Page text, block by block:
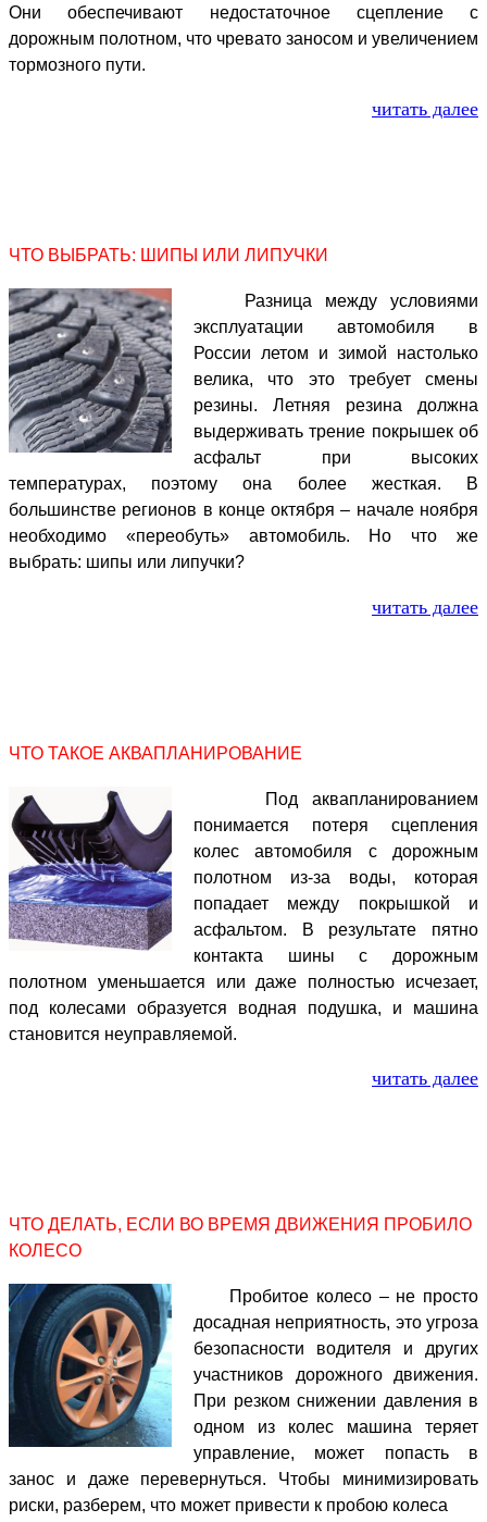
Они обеспечивают недостаточное сцепление с
дорожным полотном, что чревато заносом и увеличением
тормозного пути.
читать далее
ЧТО ВЫБРАТЬ: ШИПЫ ИЛИ ЛИПУЧКИ
Разница между условиями
эксплуатации автомобиля в
России летом и зимой настолько
велика, что это требует смены
резины. Летняя резина должна
выдерживать трение покрышек об
асфальт при высоких
температурах, поэтому она более жесткая. В
большинстве регионов в конце октября – начале ноября
необходимо «переобуть» автомобиль. Но что же
выбрать: шипы или липучки?
читать далее
ЧТО ТАКОЕ АКВАПЛАНИРОВАНИЕ
Под аквапланированием
понимается потеря сцепления
колес автомобиля с дорожным
полотном из-за воды, которая
попадает между покрышкой и
асфальтом. В результате пятно
контакта шины с дорожным
полотном уменьшается или даже полностью исчезает,
под колесами образуется водная подушка, и машина
становится неуправляемой.
читать далее
ЧТО ДЕЛАТЬ, ЕСЛИ ВО ВРЕМЯ ДВИЖЕНИЯ ПРОБИЛО
КОЛЕСО
Пробитое колесо – не просто
досадная неприятность, это угроза
безопасности водителя и других
участников дорожного движения.
При резком снижении давления в
одном из колес машина теряет
управление, может попасть в
занос и даже перевернуться. Чтобы минимизировать
риски, разберем, что может привести к пробою колеса